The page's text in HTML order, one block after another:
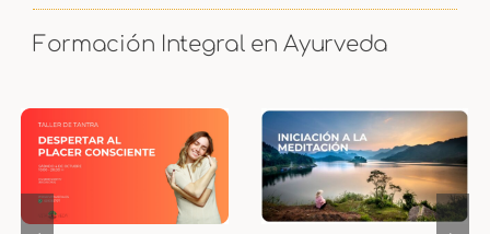
Formación Integral en Ayurveda